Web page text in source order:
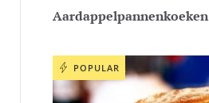
Aardappelpannenkoeken
POPULAR